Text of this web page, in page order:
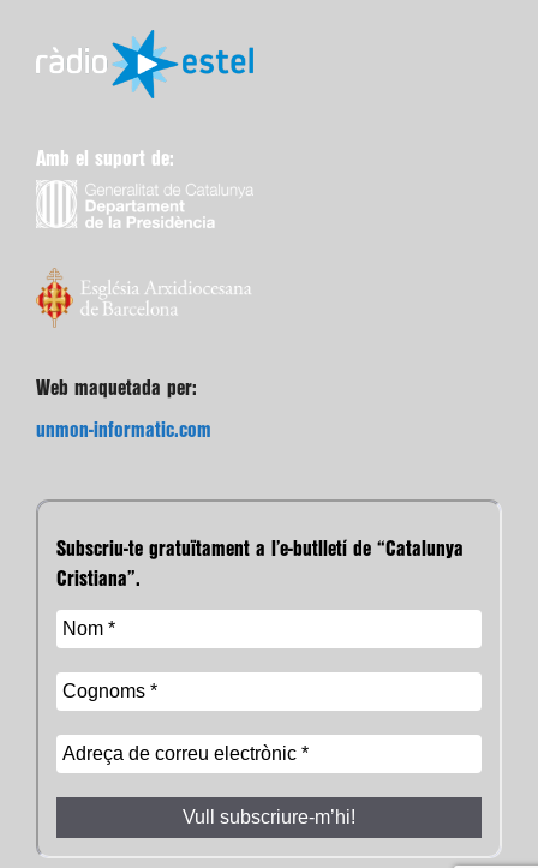
Amb el suport de:
Web maquetada per:
unmon-informatic.com
Subscriu-te gratuïtament a l’e-butlletí de “Catalunya
Cristiana”.